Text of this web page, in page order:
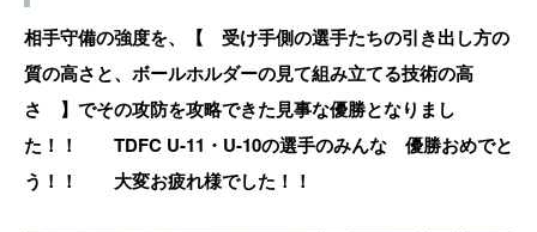
相手守備の強度を、【 受け手側の選手たちの引き出し方の
質の高さと、ボールホルダーの見て組み立てる技術の高
さ 】でその攻防を攻略できた見事な優勝となりまし
た！！ TDFC U-11・U-10の選手のみんな 優勝おめでと
う！！ 大変お疲れ様でした！！